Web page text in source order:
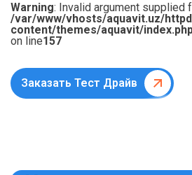
Warning: Invalid argument supplied
/var/www/vhosts/aquavit.uz/
content/themes/aquavit/
on line157
Заказать Тест Драйв